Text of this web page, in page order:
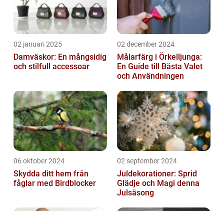
02 januari 2025
Damväskor: En mångsidig
och stilfull accessoar
02 december 2024
Målarfärg i Örkelljunga:
En Guide till Bästa Valet
och Användningen
06 oktober 2024
Skydda ditt hem från
fåglar med Birdblocker
02 september 2024
Juldekorationer: Sprid
Glädje och Magi denna
Julsäsong